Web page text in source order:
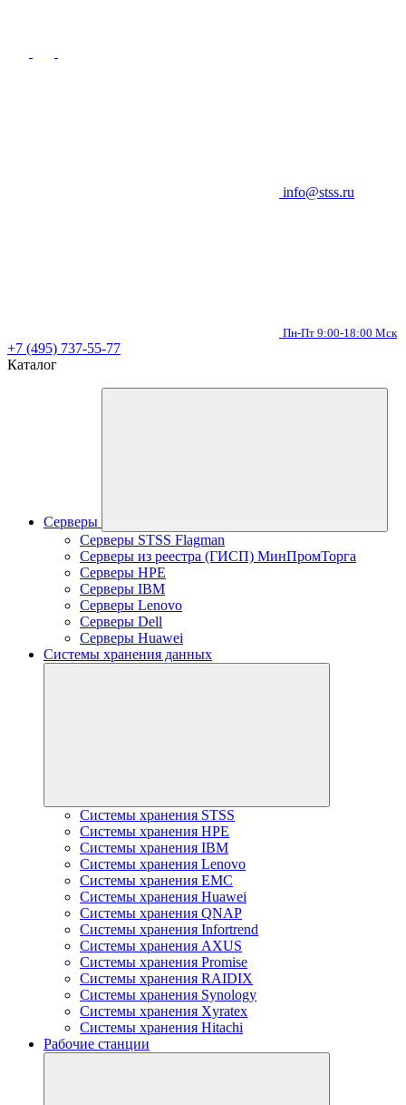
info@stss.ru
Пн-Пт 9:00-18:00 Мск
+7 (495) 737-55-77
Каталог
Серверы
Серверы STSS Flagman
Серверы из реестра (ГИСП) МинПромТорга
Серверы HPE
Серверы IBM
Серверы Lenovo
Серверы Dell
Серверы Huawei
Системы хранения данных
Системы хранения STSS
Системы хранения HPE
Системы хранения IBM
Системы хранения Lenovo
Системы хранения EMC
Системы хранения Huawei
Системы хранения QNAP
Системы хранения Infortrend
Системы хранения AXUS
Системы хранения Promise
Системы хранения RAIDIX
Системы хранения Synology
Системы хранения Xyratex
Системы хранения Hitachi
Рабочие станции